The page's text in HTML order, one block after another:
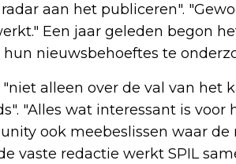
aan het publiceren".
Een jaar geleden begon
nieuwsbehoeftes te
alleen over de val van het
"Alles wat interessant is voor
ook meebeslissen waar de
vaste redactie werkt SPIL